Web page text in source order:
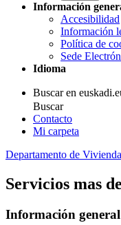
Información
Accesibilidad
Información
Política de
Sede
Idioma
Buscar en
Buscar
Contacto
Mi carpeta
Departamento de
Servicios mas
Información general